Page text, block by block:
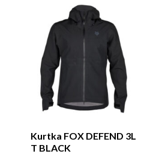
Kurtka FOX DEFEND 3L
T BLACK